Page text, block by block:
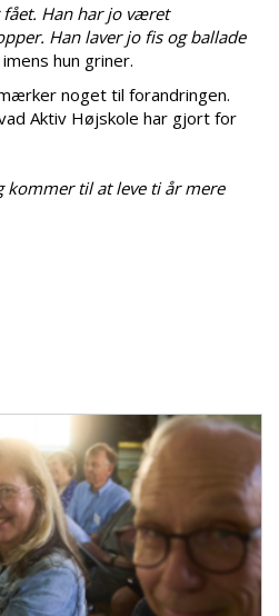
Han har jo været
Han laver jo fis og ballade
hun griner.
noget til forandringen.
Aktiv Højskole har gjort for
kommer til at leve ti år mere